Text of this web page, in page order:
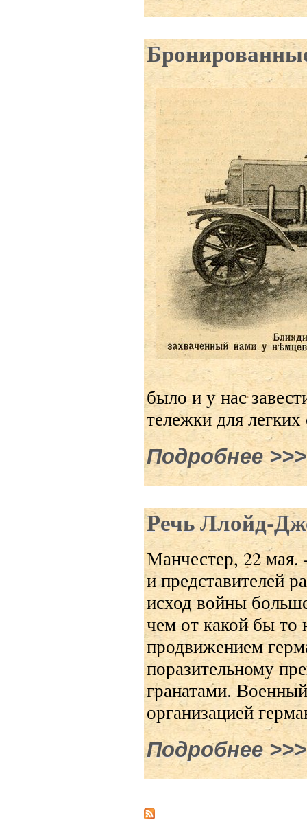
было и у нас
тележки для
Подробнеео
Речь Ллойд-
Манчестер, 22 мая.
и представителей
исход войны
чем от какой бы то
продвижением
поразительному
гранатами.
организацией
Подробнеео Речь